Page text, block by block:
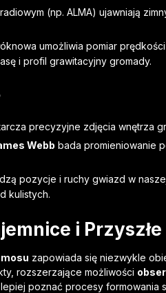
(np. ALMA) ujawniają
umożliwia pomiar
i profil grawitacyjny gromady.
precyzyjne zdjęcia wnętrza
Webb bada promieniowanie
pozycje i ruchy gwiazd w
kulistych.
i
zapowiada się niezwykle
rozszerzające możliwości
poznać procesy formowania